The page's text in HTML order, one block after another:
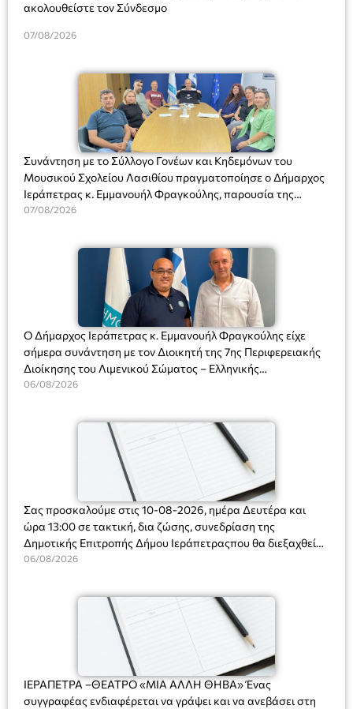
ακολουθείστε τον Σύνδεσμο
07/08/2026
Συνάντηση με το Σύλλογο Γονέων και Κηδεμόνων του
Μουσικού Σχολείου Λασιθίου πραγματοποίησε ο Δήμαρχος
Ιεράπετρας κ. Εμμανουήλ Φραγκούλης, παρουσία της
Διευθύντριας του σχολείου κας Μαριάννας Χαΐτα.
07/08/2026
Ο Δήμαρχος Ιεράπετρας κ. Εμμανουήλ Φραγκούλης είχε
σήμερα συνάντηση με τον Διοικητή της 7ης Περιφερειακής
Διοίκησης του Λιμενικού Σώματος – Ελληνικής
Ακτοφυλακής (Λ.Σ.-ΕΛ.ΑΚΤ.), Αρχιπλοίαρχο Λ.Σ. κ. Ιωάννη
06/08/2026
Σας προσκαλούμε στις 10-08-2026, ημέρα Δευτέρα και
ώρα 13:00 σε τακτική, δια ζώσης, συνεδρίαση της
Δημοτικής Επιτροπής Δήμου Ιεράπετραςπου θα διεξαχθεί
στο Δημοτικό Κατάστημα, Δημοκρατίας 31 στην αίθουσα
και λήψη αποφάσεων στα παρακάτω θέματα:
06/08/2026
ΙΕΡΑΠΕΤΡΑ –ΘΕΑΤΡΟ «ΜΙΑ ΑΛΛΗ ΘΗΒΑ» Ένας
συγγραφέας ενδιαφέρεται να γράψει και να ανεβάσει στη